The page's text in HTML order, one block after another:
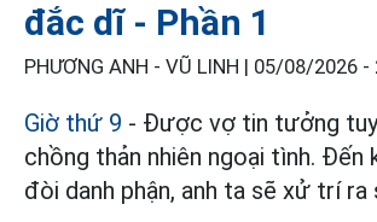
đắc dĩ - Phần 1
PHƯƠNG ANH - VŨ LINH | 05/08/2026 -
Giờ thứ 9 - Được vợ tin tưởng
chồng thản nhiên ngoại tình. Đến
đòi danh phận, anh ta sẽ xử trí ra